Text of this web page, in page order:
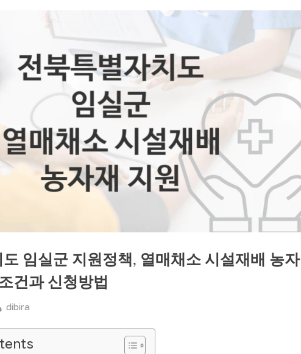
임실군 지원정책, 열매채소 시설재배 농자
건과 신청방법
By
dibira